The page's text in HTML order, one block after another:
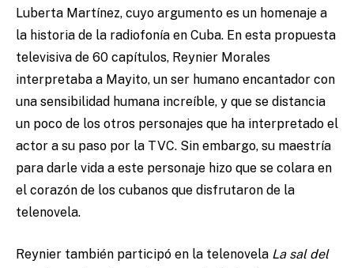
Luberta Martínez, cuyo argumento es un homenaje a
la historia de la radiofonía en Cuba. En esta propuesta
televisiva de 60 capítulos, Reynier Morales
interpretaba a Mayito, un ser humano encantador con
una sensibilidad humana increíble, y que se distancia
un poco de los otros personajes que ha interpretado el
actor a su paso por la TVC. Sin embargo, su maestría
para darle vida a este personaje hizo que se colara en
el corazón de los cubanos que disfrutaron de la
telenovela.
Reynier también participó en la telenovela La sal del